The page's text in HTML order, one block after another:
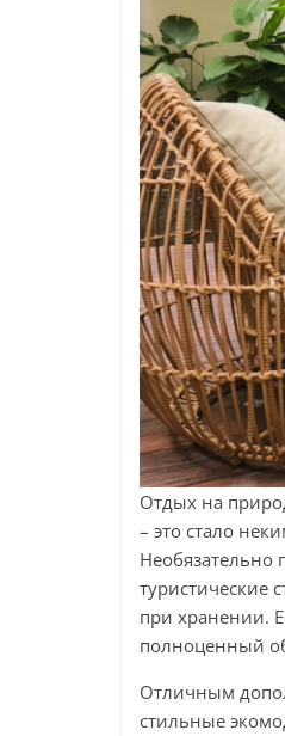
Отдых на
– это стало
Необязательно
туристические
при хранении.
полноценный
Отличным
стильные